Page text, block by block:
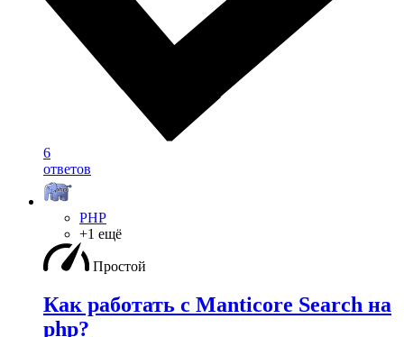
6
ответов
PHP
+1 ещё
Простой
Как работать с Manticore Search на
php?